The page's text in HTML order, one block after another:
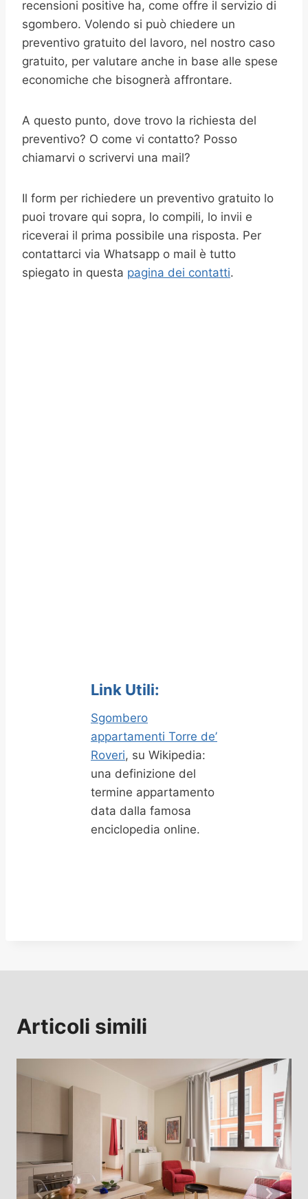
recensioni positive ha, come offre il servizio di
sgombero. Volendo si può chiedere un
preventivo gratuito del lavoro, nel nostro caso
gratuito, per valutare anche in base alle spese
economiche che bisognerà affrontare.
A questo punto, dove trovo la richiesta del
preventivo? O come vi contatto? Posso
chiamarvi o scrivervi una mail?
Il form per richiedere un preventivo gratuito lo
puoi trovare qui sopra, lo compili, lo invii e
riceverai il prima possibile una risposta. Per
contattarci via Whatsapp o mail è tutto
spiegato in questa pagina dei contatti.
Link Utili:
Sgombero
appartamenti Torre de’
Roveri, su Wikipedia:
una definizione del
termine appartamento
data dalla famosa
enciclopedia online.
Articoli simili